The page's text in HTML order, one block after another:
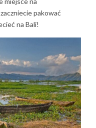
pakować
na Bali!